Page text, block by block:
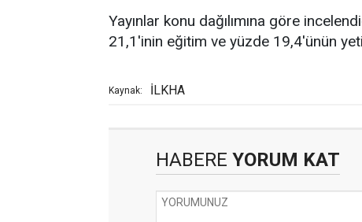
Yayınlar konu dağılımına göre
21,1'inin eğitim ve yüzde 19,4'ünün
Kaynak: İLKHA
HABERE YORUM KAT